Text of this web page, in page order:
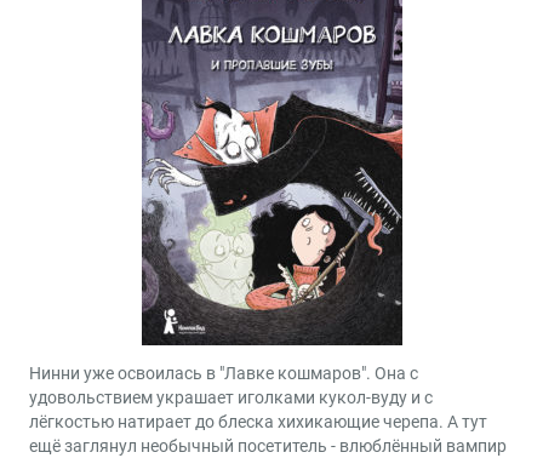
Нинни уже освоилась в "Лавке кошмаров". Она с
удовольствием украшает иголками кукол-вуду и с
лёгкостью натирает до блеска хихикающие черепа. А тут
ещё заглянул необычный посетитель - влюблённый вампир